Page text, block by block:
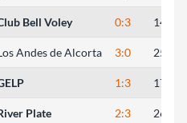
Bell Voley 0:3
Andes de Alcorta 3:0
1:3
Plate 2:3